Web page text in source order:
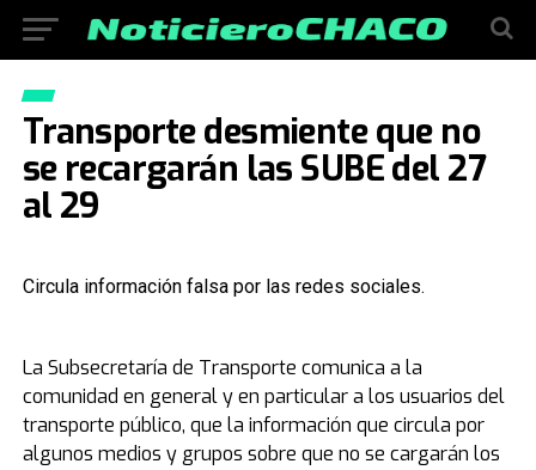
Transporte desmiente que no
se recargarán las SUBE del 27
al 29
Circula información falsa por las redes sociales.
La Subsecretaría de Transporte comunica a la
comunidad en general y en particular a los usuarios del
transporte público, que la información que circula por
algunos medios y grupos sobre que no se cargarán los